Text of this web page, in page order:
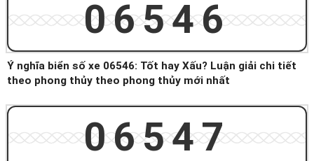
06546
Ý nghĩa biển số xe 06546: Tốt hay Xấu? Luận giải chi tiết
theo phong thủy theo phong thủy mới nhất
06547